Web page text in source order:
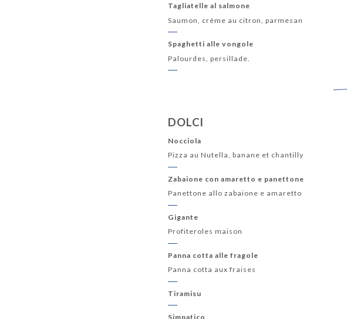
Tagliatelle al salmone
Saumon, crème au citron, parmesan
Spaghetti alle vongole
Palourdes, persillade.
DOLCI
Nocciola
Pizza au Nutella, banane et chantilly
Zabaione con amaretto e panettone
Panettone allo zabaione e amaretto
Gigante
Profiteroles maison
Panna cotta alle fragole
Panna cotta aux fraises
Tiramisu
Simpatico